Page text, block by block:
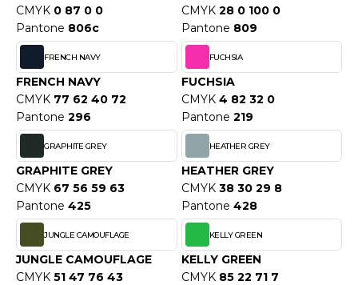
GEN
MORNING STUDIOS
SEGURIDAD
CMYK 0 87 0 0
Pantone 806c
CMYK 28 0 100 0
Pantone 809
FRENCH NAVY
FRENCH NAVY
CMYK 77 62 40 72
Pantone 296
FUCHSIA
FUCHSIA
CMYK 4 82 32 0
Pantone 219
GRAPHITE GREY
GRAPHITE GREY
CMYK 67 56 59 63
Pantone 425
HEATHER GREY
HEATHER GREY
CMYK 38 30 29 8
Pantone 428
JUNGLE CAMOUFLAGE
JUNGLE CAMOUFLAGE
CMYK 51 47 76 43
KELLY GREEN
KELLY GREEN
CMYK 85 22 71 7